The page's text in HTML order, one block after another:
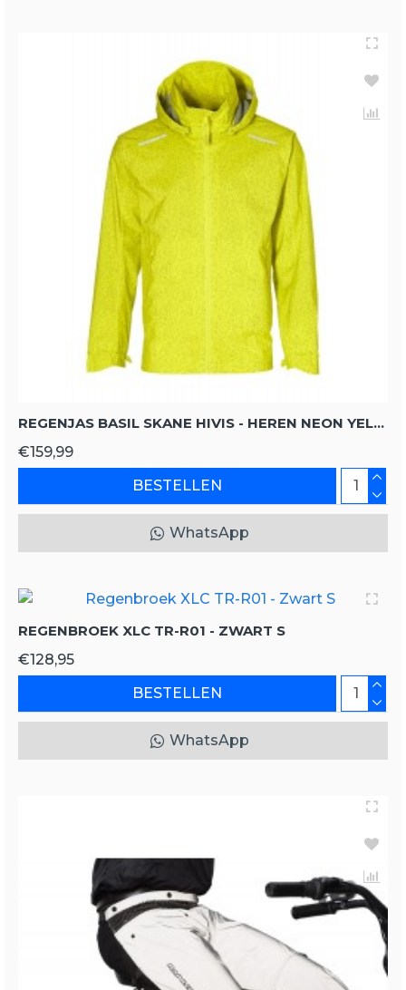
REGENJAS BASIL SKANE HIVIS - HEREN NEON YELLOW
€159,99
BESTELLEN
WhatsApp
REGENBROEK XLC TR-R01 - ZWART S
€128,95
BESTELLEN
WhatsApp